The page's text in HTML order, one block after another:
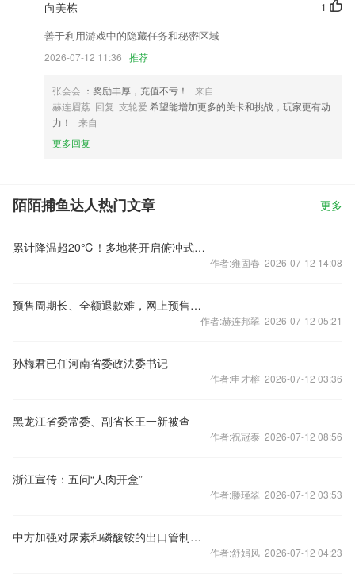
1
向美栋
善于利用游戏中的隐藏任务和秘密区域
2026-07-12 11:36 推荐
张会会 ：奖励丰厚，充值不亏！
来自
赫连眉荔 回复 支轮爱希望能增加更多的关卡和挑战，玩家更有动
力！
来自
更多回复
陌陌捕鱼达人热门文章 更多
累计降温超20℃！多地将开启俯冲式降温
作者:雍固春 2026-07-12 14:08
预售周期长、全额退款难，网上预售票套路埋得深
作者:赫连邦翠 2026-07-12 05:21
孙梅君已任河南省委政法委书记
作者:申才榕 2026-07-12 03:36
黑龙江省委常委、副省长王一新被查
作者:祝冠泰 2026-07-12 08:56
浙江宣传：五问“人肉开盒”
作者:滕瑾翠 2026-07-12 03:53
中方加强对尿素和磷酸铵的出口管制？外交部回应
作者:舒娟风 2026-07-12 04:23